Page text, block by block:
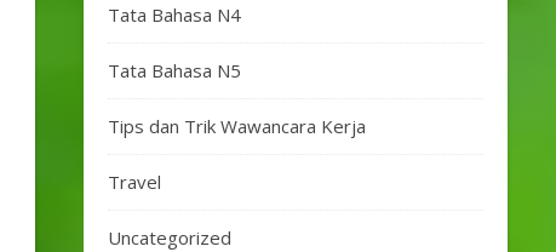
Tata Bahasa N4
Tata Bahasa N5
Tips dan Trik Wawancara Kerja
Travel
Uncategorized